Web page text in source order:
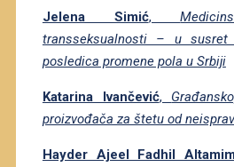
Jelena Simić,
transseksualnosti – u susret
posledica promene pola u Srbiji
Katarina Ivančević,
proizvođača za štetu od
Hayder Ajeel Fadhil